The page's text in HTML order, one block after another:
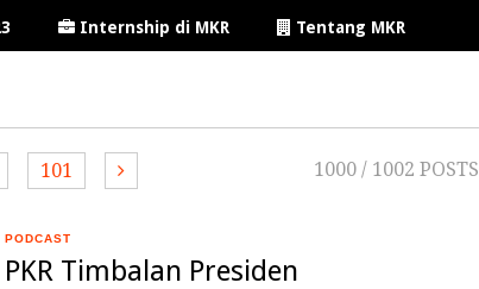
Internship di MKR Tentang MKR
101 1000/ 1002 POSTS
PODCAST
PKR Timbalan Presiden